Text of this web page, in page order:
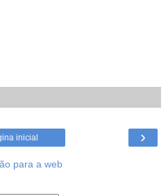
›
inicial
para a web